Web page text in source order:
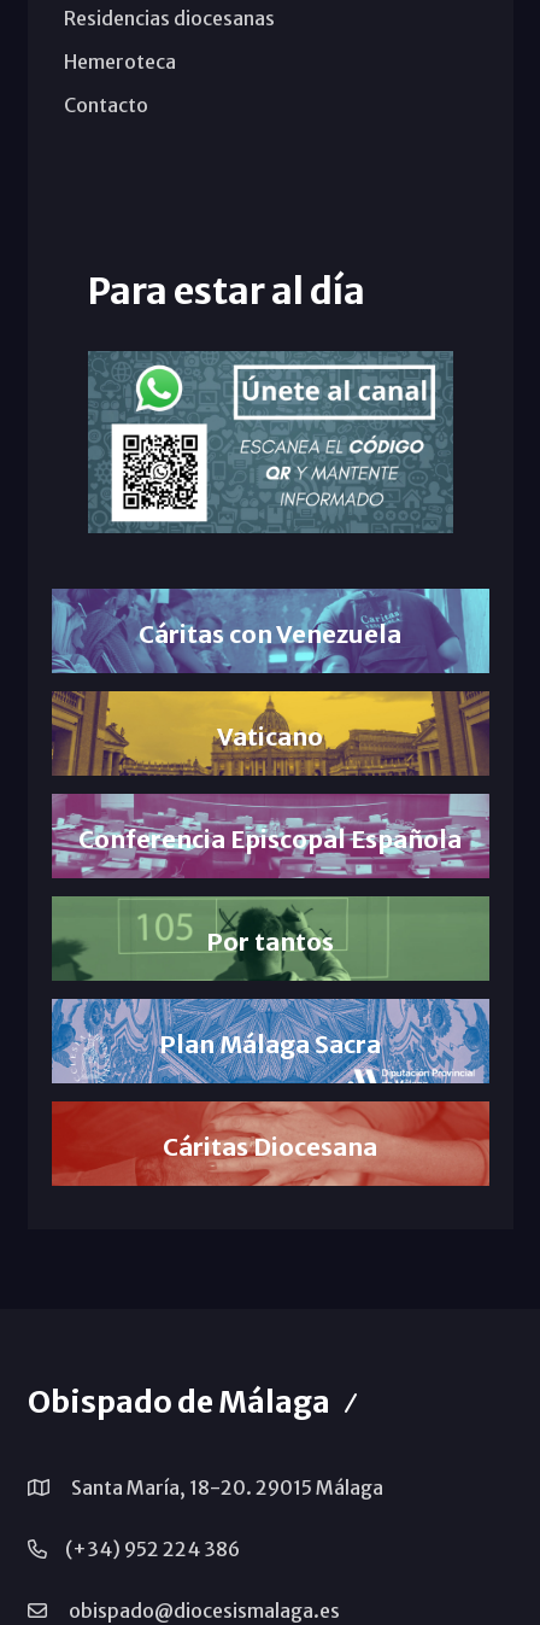
Residencias diocesanas
Hemeroteca
Contacto
Para estar al día
Cáritas con Venezuela
Vaticano
Conferencia Episcopal Española
Por tantos
Plan Málaga Sacra
Cáritas Diocesana
Obispado de Málaga
Santa María, 18-20. 29015 Málaga
(+34) 952 224 386
obispado@diocesismalaga.es